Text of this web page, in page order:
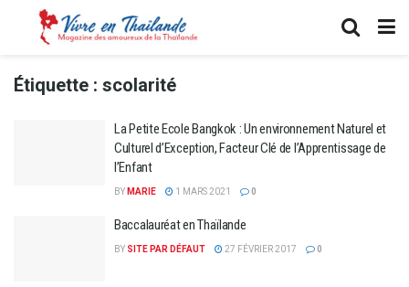
Étiquette : scolarité
La Petite Ecole Bangkok : Un environnement Naturel et
Culturel d’Exception, Facteur Clé de l’Apprentissage de
l’Enfant
BY MARIE 1 MARS 2021 0
Baccalauréat en Thaïlande
BY SITE PAR DÉFAUT 27 FÉVRIER 2017 0